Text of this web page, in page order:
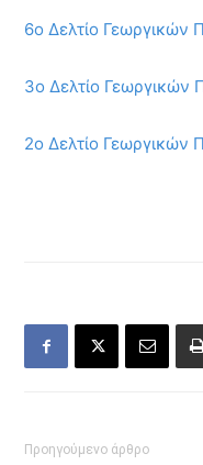
6ο Δελτίο Γεωργικών
3ο Δελτίο Γεωργικών
2ο Δελτίο Γεωργικών
Προηγούμενο άρθρο